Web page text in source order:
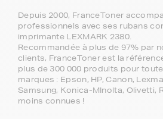
Depuis 2000, FranceToner
professionnels avec ses rubans
imprimante LEXMARK 2380.
Recommandée à plus de 97% par
clients, FranceToner est la
plus de 300 000 produits pour
marques : Epson, HP, Canon,
Samsung, Konica-MInolta, Olivetti,
moins connues !